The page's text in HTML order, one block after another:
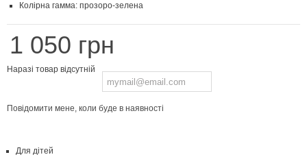
Колірна гамма: прозоро-зелена
1 050 грн
Наразі товар відсутній
Повідомити мене, коли буде в наявності
Для дітей